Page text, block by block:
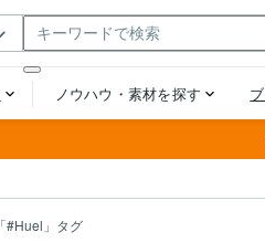
「#Huel」タグ